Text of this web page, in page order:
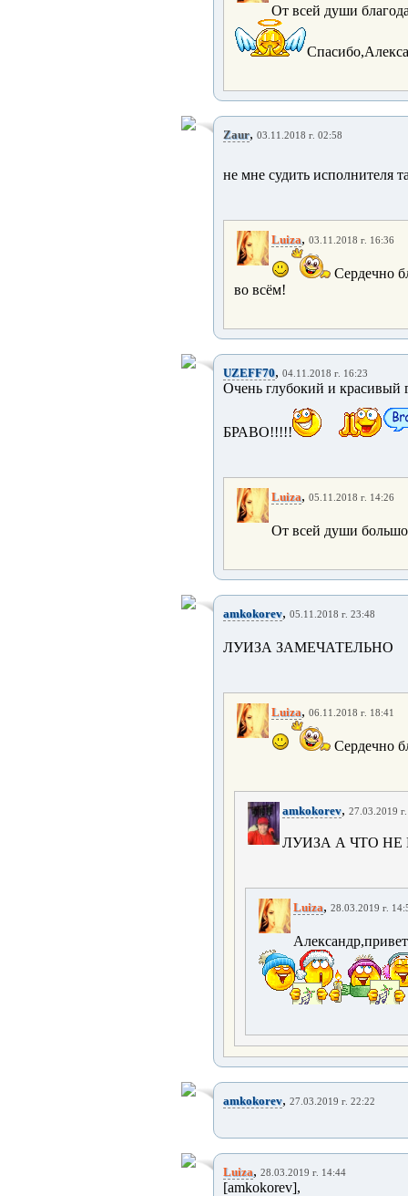
От всей души
Zaur, 03.11.2018 г. 02:58
не мне судить исполнителя
Luiza, 03.11.2018 г. 16:36
Сердечно
во всём!
UZEFF70, 04.11.2018 г. 16:23
Очень глубокий и красивый
БРАВО!!!!!
Luiza, 05.11.2018 г. 14:26
От всей души
amkokorev, 05.11.2018 г. 23:48
ЛУИЗА ЗАМЕЧАТЕЛЬНО
Luiza, 06.11.2018 г. 18:41
Сердечно
amkokorev, 27.03.2019
ЛУИЗА А ЧТО
Luiza, 28.03.2019 г.
amkokorev, 27.03.2019 г. 22:22
Luiza, 28.03.2019 г. 14:44
[amkokorev],